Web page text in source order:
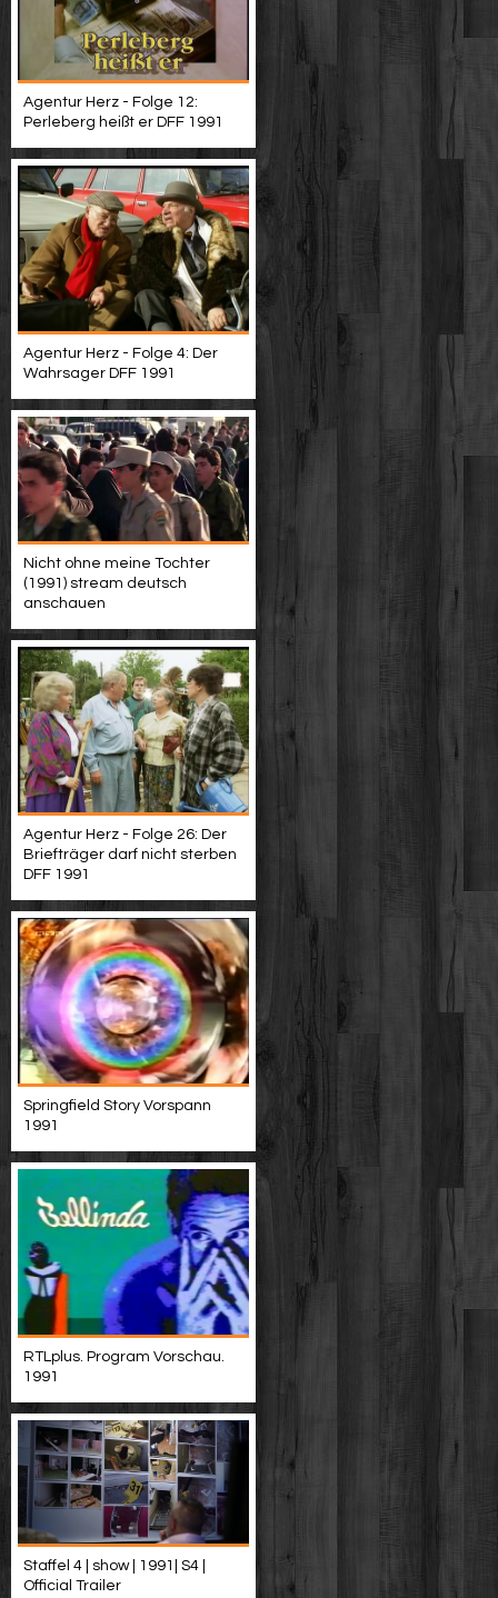
Agentur Herz - Folge 12:
Perleberg heißt er DFF 1991
Agentur Herz - Folge 4: Der
Wahrsager DFF 1991
Nicht ohne meine Tochter
(1991) stream deutsch
anschauen
Agentur Herz - Folge 26: Der
Briefträger darf nicht sterben
DFF 1991
Springfield Story Vorspann
1991
RTLplus. Program Vorschau.
1991
Staffel 4 | show | 1991| S4 |
Official Trailer